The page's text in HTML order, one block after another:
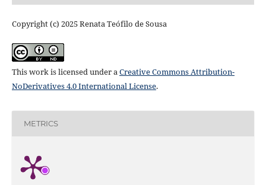
Copyright (c) 2025 Renata Teófilo de Sousa
This work is licensed under a Creative Commons Attribution-
NoDerivatives 4.0 International License.
METRICS